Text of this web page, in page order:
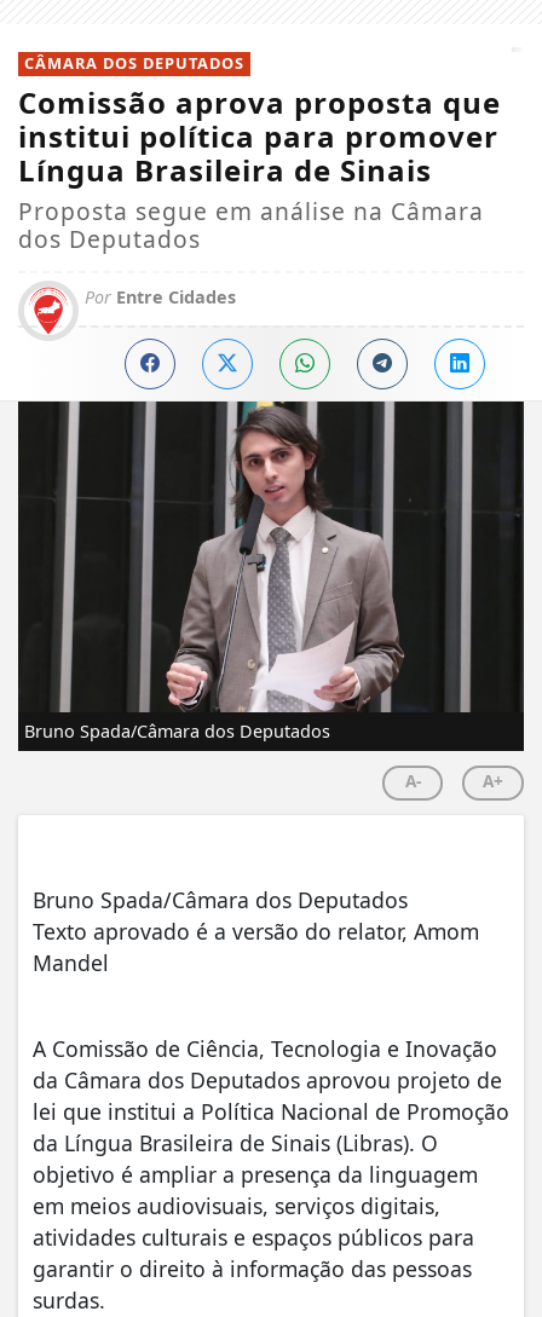
CÂMARA DOS DEPUTADOS
Comissão aprova proposta que
institui política para promover
Língua Brasileira de Sinais
Proposta segue em análise na Câmara
dos Deputados
Por Entre Cidades
Bruno Spada/Câmara dos Deputados
A- A+
Bruno Spada/Câmara dos Deputados
Texto aprovado é a versão do relator, Amom
Mandel
A Comissão de Ciência, Tecnologia e Inovação
da Câmara dos Deputados aprovou projeto de
lei que institui a Política Nacional de Promoção
da Língua Brasileira de Sinais (Libras). O
objetivo é ampliar a presença da linguagem
em meios audiovisuais, serviços digitais,
atividades culturais e espaços públicos para
garantir o direito à informação das pessoas
surdas.